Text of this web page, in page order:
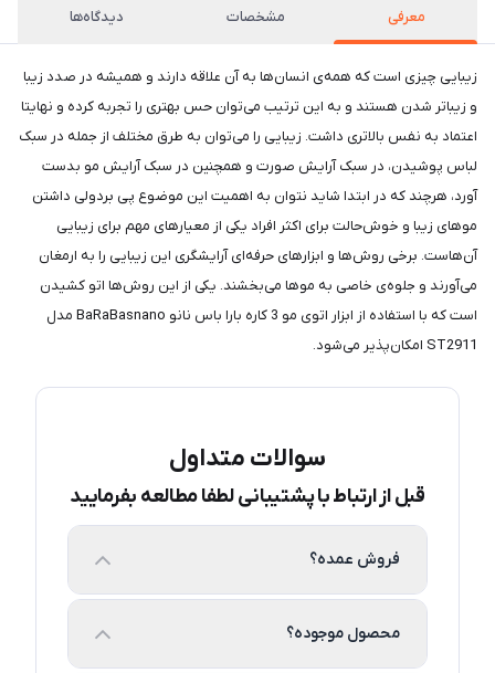
معرفی مشخصات دیدگاه‌ها
زیبایی چیزی است که همه‌ی انسان‌ها به آن علاقه‌ دارند و همیشه در صدد زیبا
و زیبا‌تر شدن هستند و به این ترتیب می‌توان حس بهتری را تجربه کرده و نهایتا
اعتماد به نفس بالاتری داشت. زیبایی را می‌توان به طرق مختلف از جمله در سبک
لباس پوشیدن، در سبک آرایش صورت و همچنین در سبک آرایش مو بدست
آورد، هرچند که در ابتدا شاید نتوان به اهمیت این موضوع پی بردولی داشتن
موهای زیبا و خوش‌حالت برای اکثر افراد یکی از معیارهای مهم برای زیبایی
آن‌هاست. برخی روش‌ها و ابزارهای حرفه‌ای آرایشگری این زیبایی را به ارمغان
می‌آورند و جلوه‌ی خاصی به موها می‌بخشند. یکی از این روش‌ها اتو کشیدن
است که با استفاده از ابزار اتوی مو 3 کاره بارا باس نانو BaRaBasnano مدل
ST2911 امکان‌پذیر می‌شود.
سوالات متداول
قبل از ارتباط با پشتیبانی لطفا مطالعه بفرمایید
فروش عمده؟
محصول موجوده؟